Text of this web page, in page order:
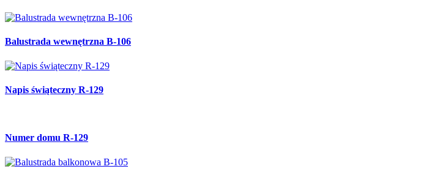
Balustrada wewnętrzna B-106
Napis świąteczny R-129
Numer domu R-129